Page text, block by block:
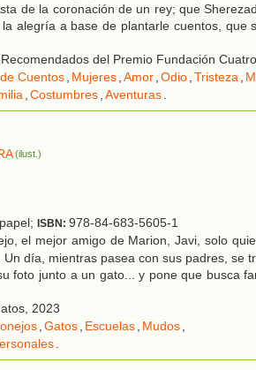
de la coronación de un rey; que
alegría a base de plantarle cuentos, que
del Premio Fundación
Cuentos, Mujeres,Amor,Odio,Tristeza,
,Costumbres,Aventuras.
(ilust.)
ISBN: 978-84-683-5605-1
el mejor amigo de Marion, Javi, solo
día, mientras pasea con sus padres, se
foto junto a un gato... y pone que busca
2023
,Gatos, Escuelas, Mudos,
.